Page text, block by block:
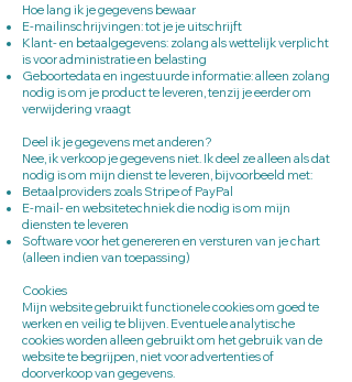
Hoe lang ik je gegevens bewaar
E-mailinschrijvingen: tot je je uitschrijft
Klant- en betaalgegevens: zolang als wettelijk verplicht
is voor administratie en belasting
Geboortedata en ingestuurde informatie: alleen zolang
nodig is om je product te leveren, tenzij je eerder om
verwijdering vraagt
Deel ik je gegevens met anderen?
Nee, ik verkoop je gegevens niet. Ik deel ze alleen als dat
nodig is om mijn dienst te leveren, bijvoorbeeld met:
Betaalproviders zoals Stripe of PayPal
E-mail- en websitetechniek die nodig is om mijn
diensten te leveren
Software voor het genereren en versturen van je chart
(alleen indien van toepassing)
Cookies
Mijn website gebruikt functionele cookies om goed te
werken en veilig te blijven. Eventuele analytische
cookies worden alleen gebruikt om het gebruik van de
website te begrijpen, niet voor advertenties of
doorverkoop van gegevens.